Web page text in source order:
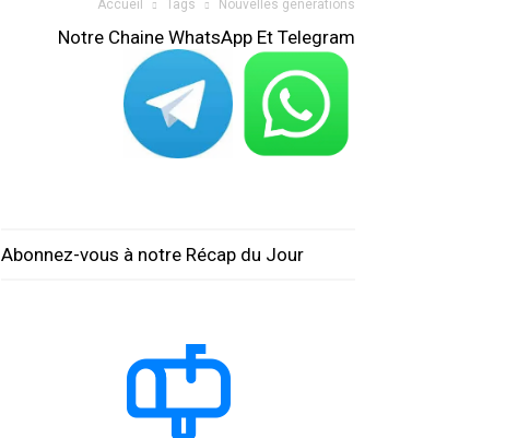
Accueil Tags Nouvelles générations
Notre Chaine WhatsApp Et Telegram
Abonnez-vous à notre Récap du Jour